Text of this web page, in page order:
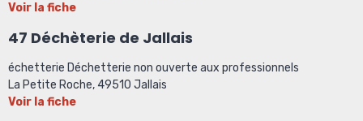
Voir la fiche
47 Déchèterie de Jallais
échetterie Déchetterie non ouverte aux professionnels
La Petite Roche, 49510 Jallais
Voir la fiche